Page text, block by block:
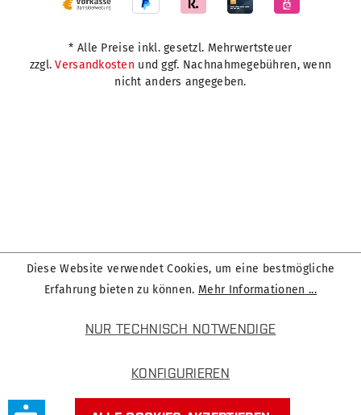
* Alle Preise inkl. gesetzl. Mehrwertsteuer
zzgl.Versandkosten und ggf. Nachnahmegebühren, wenn
nicht anders angegeben.
Diese Website verwendet Cookies, um eine bestmögliche
Erfahrung bieten zu können. Mehr Informationen ...
NUR TECHNISCH NOTWENDIGE
KONFIGURIEREN